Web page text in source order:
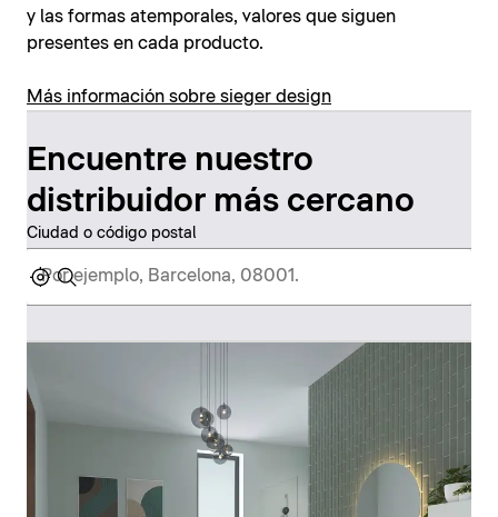
y las formas atemporales, valores que siguen
presentes en cada producto.
Más información sobre sieger design
Encuentre nuestro
distribuidor más cercano
Ciudad o código postal